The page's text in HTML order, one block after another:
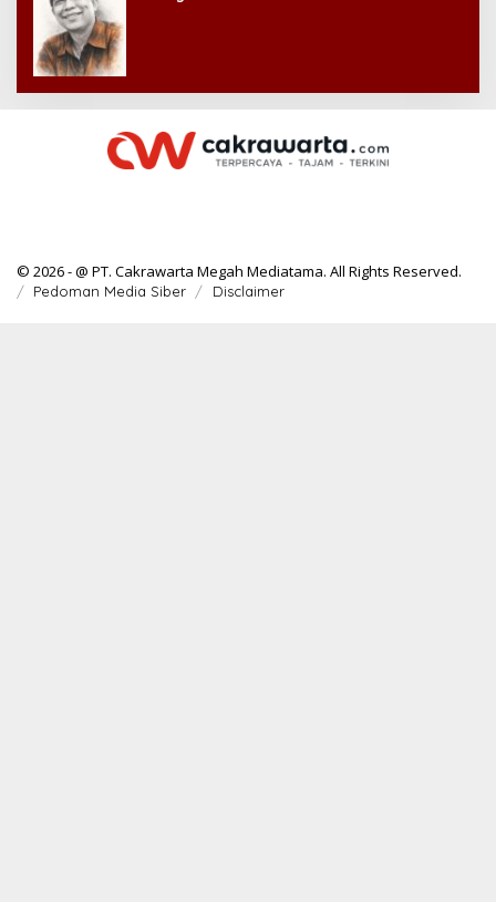
© 2026 - @ PT. Cakrawarta Megah Mediatama. All Rights Reserved.
Pedoman Media Siber Disclaimer